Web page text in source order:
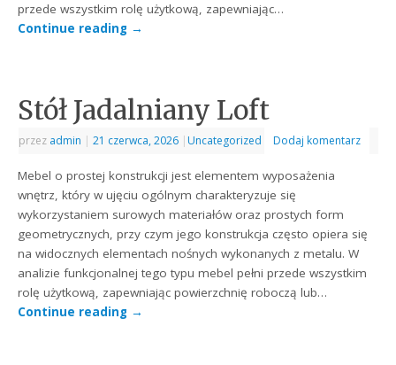
przede wszystkim rolę użytkową, zapewniając…
Continue reading →
Stół Jadalniany Loft
przez admin | 21 czerwca, 2026 | Uncategorized Dodaj komentarz
Mebel o prostej konstrukcji jest elementem wyposażenia
wnętrz, który w ujęciu ogólnym charakteryzuje się
wykorzystaniem surowych materiałów oraz prostych form
geometrycznych, przy czym jego konstrukcja często opiera się
na widocznych elementach nośnych wykonanych z metalu. W
analizie funkcjonalnej tego typu mebel pełni przede wszystkim
rolę użytkową, zapewniając powierzchnię roboczą lub…
Continue reading →